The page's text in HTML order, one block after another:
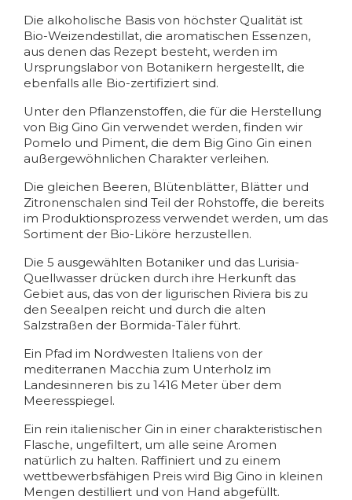
Die alkoholische Basis von höchster Qualität ist
Bio-Weizendestillat, die aromatischen Essenzen,
aus denen das Rezept besteht, werden im
Ursprungslabor von Botanikern hergestellt, die
ebenfalls alle Bio-zertifiziert sind.
Unter den Pflanzenstoffen, die für die Herstellung
von Big Gino Gin verwendet werden, finden wir
Pomelo und Piment, die dem Big Gino Gin einen
außergewöhnlichen Charakter verleihen.
Die gleichen Beeren, Blütenblätter, Blätter und
Zitronenschalen sind Teil der Rohstoffe, die bereits
im Produktionsprozess verwendet werden, um das
Sortiment der Bio-Liköre herzustellen.
Die 5 ausgewählten Botaniker und das Lurisia-
Quellwasser drücken durch ihre Herkunft das
Gebiet aus, das von der ligurischen Riviera bis zu
den Seealpen reicht und durch die alten
Salzstraßen der Bormida-Täler führt.
Ein Pfad im Nordwesten Italiens von der
mediterranen Macchia zum Unterholz im
Landesinneren bis zu 1416 Meter über dem
Meeresspiegel.
Ein rein italienischer Gin in einer charakteristischen
Flasche, ungefiltert, um alle seine Aromen
natürlich zu halten. Raffiniert und zu einem
wettbewerbsfähigen Preis wird Big Gino in kleinen
Mengen destilliert und von Hand abgefüllt.